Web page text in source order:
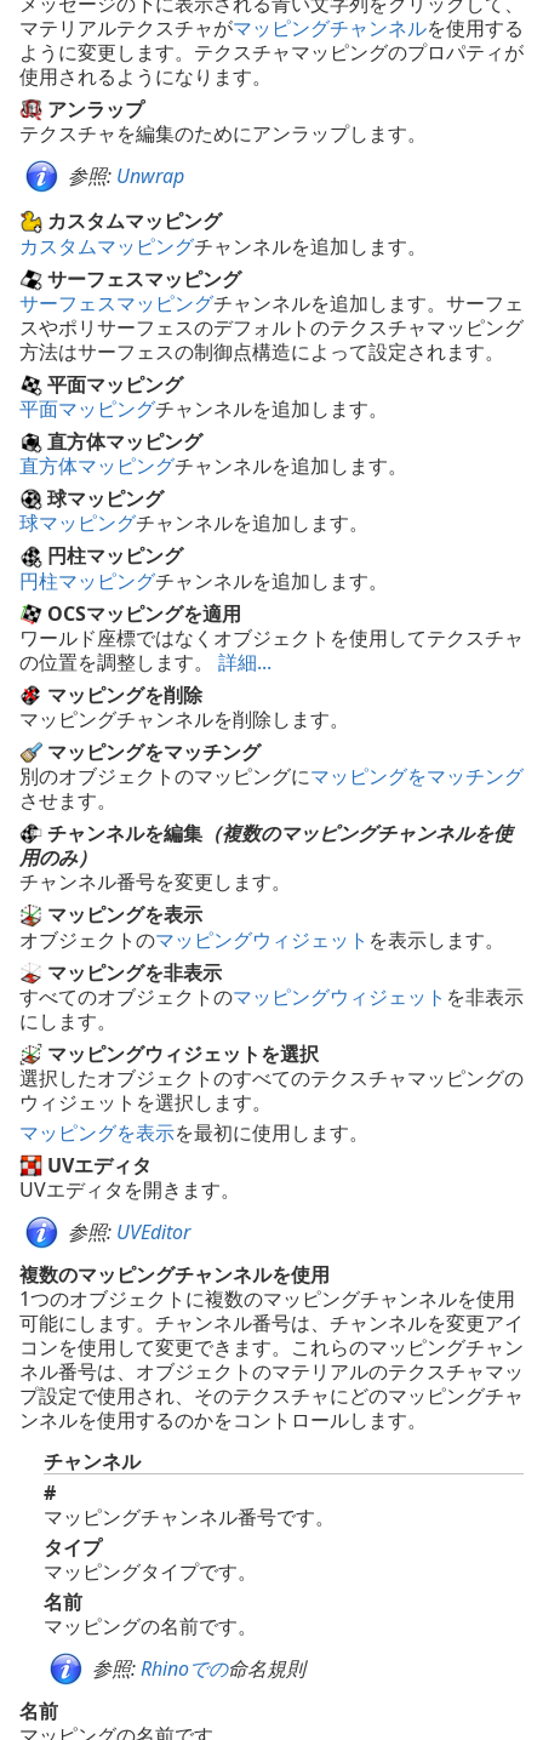
マテリアルテクスチャがマッピングチャンネルを使用する
ように変更します。テクスチャマッピングのプロパティが
使用されるようになります。
アンラップ
テクスチャを編集のためにアンラップします。
参照: Unwrap
カスタムマッピング
カスタムマッピングチャンネルを追加します。
サーフェスマッピング
サーフェスマッピングチャンネルを追加します。サーフェ
スやポリサーフェスのデフォルトのテクスチャマッピング
方法はサーフェスの制御点構造によって設定されます。
平面マッピング
平面マッピングチャンネルを追加します。
直方体マッピング
直方体マッピングチャンネルを追加します。
球マッピング
球マッピングチャンネルを追加します。
円柱マッピング
円柱マッピングチャンネルを追加します。
OCSマッピングを適用
ワールド座標ではなくオブジェクトを使用してテクスチャ
の位置を調整します。 詳細...
マッピングを削除
マッピングチャンネルを削除します。
マッピングをマッチング
別のオブジェクトのマッピングにマッピングをマッチング
させます。
チャンネルを編集 （複数のマッピングチャンネルを使
用のみ）
チャンネル番号を変更します。
マッピングを表示
オブジェクトのマッピングウィジェット を表示します。
マッピングを非表示
すべてのオブジェクトのマッピングウィジェット を非表示
にします。
マッピングウィジェットを選択
選択したオブジェクトのすべてのテクスチャマッピングの
ウィジェットを選択します。
マッピングを表示を最初に使用します。
UVエディタ
UVエディタを開きます。
参照: UVEditor
複数のマッピングチャンネルを使用
1つのオブジェクトに複数のマッピングチャンネルを使用
可能にします。チャンネル番号は、チャンネルを変更アイ
コンを使用して変更できます。これらのマッピングチャン
ネル番号は、オブジェクトのマテリアルのテクスチャマッ
プ設定で使用され、そのテクスチャにどのマッピングチャ
ンネルを使用するのかをコントロールします。
チャンネル
#
マッピングチャンネル番号です。
タイプ
マッピングタイプです。
名前
マッピングの名前です。
参照:Rhinoでの命名規則
名前